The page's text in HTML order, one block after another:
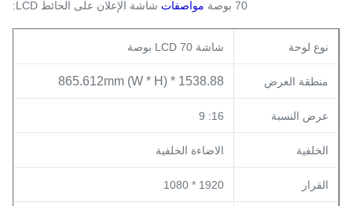
70 بوصة مواصفات شاشة الإعلان على الحائط LCD:
نوع لوحة شاشة LCD 70 بوصة
منطقة العرض 1538.88 * 865.612mm (W * H)
عرض النسبة 16: 9
الخلفية الاضاءة الخلفية
القرار 1920 * 1080